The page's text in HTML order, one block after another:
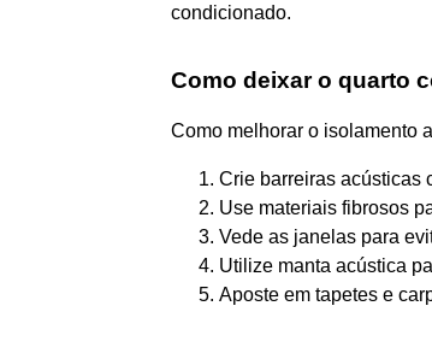
condicionado.
Como deixar o quarto
Como melhorar o isolamento
Crie barreiras acústicas
Use materiais fibrosos
Vede as janelas para
Utilize manta acústica
Aposte em tapetes e